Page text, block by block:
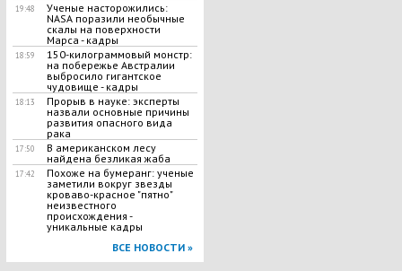
19:48
Ученые насторожились:
NASA поразили необычные
скалы на поверхности
Марса - кадры
18:59
150-килограммовый монстр:
на побережье Австралии
выбросило гигантское
чудовище - кадры
18:13
Прорыв в науке: эксперты
назвали основные причины
развития опасного вида
рака
17:50
В американском лесу
найдена безликая жаба
17:42
Похоже на бумеранг: ученые
заметили вокруг звезды
кроваво-красное "пятно"
неизвестного
происхождения -
уникальные кадры
ВСЕ НОВОСТИ »